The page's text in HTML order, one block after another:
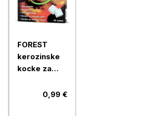
FOREST
kerozinske
kocke za
0,99 €